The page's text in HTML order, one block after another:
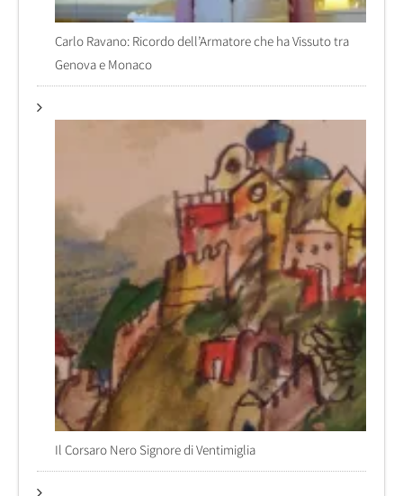
Carlo Ravano: Ricordo dell’Armatore che ha Vissuto tra
Genova e Monaco
Il Corsaro Nero Signore di Ventimiglia